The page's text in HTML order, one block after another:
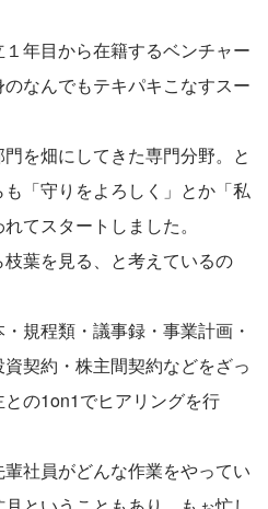
年目から在籍するベンチャー
なんでもテキパキこなすスー
を畑にしてきた専門分野。と
「守りをよろしく」とか「私
てスタートしました。
葉を見る、と考えているの
規程類・議事録・事業計画・
契約・株主間契約などをざっ
の1on1でヒアリングを行
社員がどんな作業をやってい